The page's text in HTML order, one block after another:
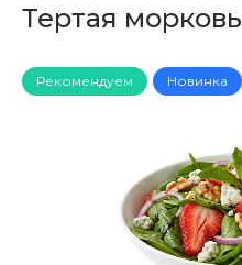
Тертая морковь
Рекомендуем Новинка